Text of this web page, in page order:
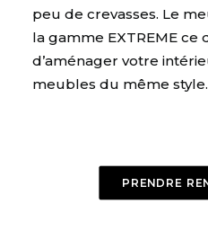
peu de crevasses. Le
la gamme EXTREME ce
d’aménager votre
meubles du même style.
PRENDRE